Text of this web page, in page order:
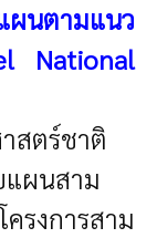
นตามแนว
National
สตร์ชาติ
แผนสาม
งการสาม